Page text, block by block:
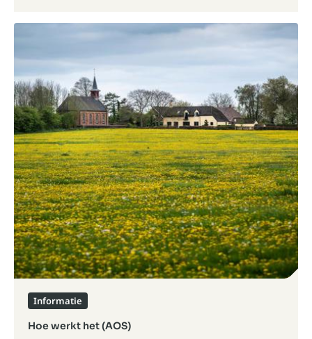
Hoe werkt het (AOS)
Informatie